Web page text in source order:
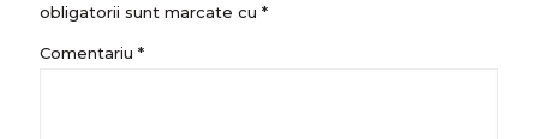
obligatorii sunt marcate cu *
Comentariu *